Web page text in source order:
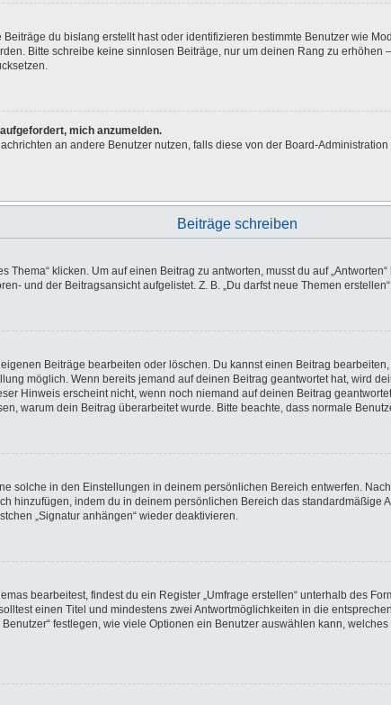
du bislang erstellt hast oder identifizieren bestimmte Benutzer wie
Bitte schreibe keine sinnlosen Beiträge, nur um deinen Rang zu
mich anzumelden.
an andere Benutzer nutzen, falls diese von der Board-
Beiträge schreiben
Thema“ klicken. Um auf einen Beitrag zu antworten, musst du auf
und der Beitragsansicht aufgelistet. Z. B. „Du darfst neue Themen
Beiträge bearbeiten oder löschen. Du kannst einen Beitrag
möglich. Wenn bereits jemand auf deinen Beitrag geantwortet hat, wird
Hinweis erscheint nicht, wenn noch niemand auf deinen Beitrag
warum dein Beitrag überarbeitet wurde. Bitte beachte, dass normale
solche in den Einstellungen in deinem persönlichen Bereich entwerfen.
hinzufügen, indem du in deinem persönlichen Bereich das
„Signatur anhängen“ wieder deaktivieren.
bearbeitest, findest du ein Register „Umfrage erstellen“ unterhalb des
einen Titel und mindestens zwei Antwortmöglichkeiten in die
festlegen, wie viele Optionen ein Benutzer auswählen kann,